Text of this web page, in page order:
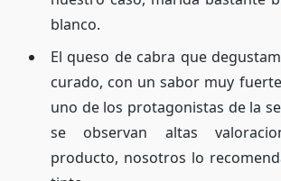
blanco.
El queso de cabra que
curado, con un sabor muy
uno de los protagonistas de la
se observan altas
producto, nosotros lo